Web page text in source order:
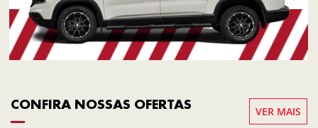
CONFIRA NOSSAS OFERTAS VER MAIS